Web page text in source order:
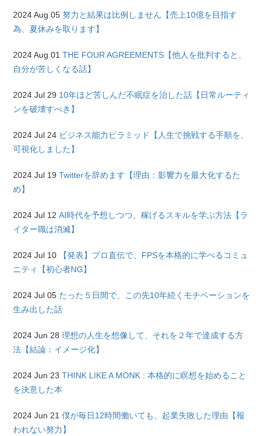
2024 Aug 05 努力と結果は比例しません【売上10億を目指す
為、夏休みを取ります】
2024 Aug 01 THE FOUR AGREEMENTS【他人を批判すると、
自分が苦しくなる話】
2024 Jul 29 10年ほど苦しんだ不眠症を治した話【日常ルーティ
ンを破壊すべき】
2024 Jul 24 ビジネス能力ピラミッド【人生で挑戦する手順を、
可視化しました】
2024 Jul 19 Twitterを辞めます【理由：影響力を最大化するた
め】
2024 Jul 12 AI時代を予想しつつ、稼げるスキルを学ぶ方法【ラ
イター職は消滅】
2024 Jul 10
【発表】プロ直伝で、FPSを本格的に学べるコミュ
ニティ【初心者NG】
2024 Jul 05 たった５日間で、この先10年続くモチベーションを
生み出した話
2024 Jun 28 理想の人生を想像して、それを２年で達成する方
法【結論：イメージ化】
2024 Jun 23 THINK LIKE A MONK : 本格的に瞑想を始めること
を決意した本
2024 Jun 21 僕が毎日12時間働いても、起業失敗した理由【報
われない努力】